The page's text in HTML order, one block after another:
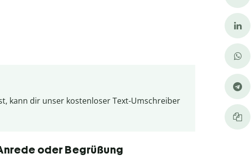
kann dir unser kostenloser Text-Umschreiber
oder Begrüßung